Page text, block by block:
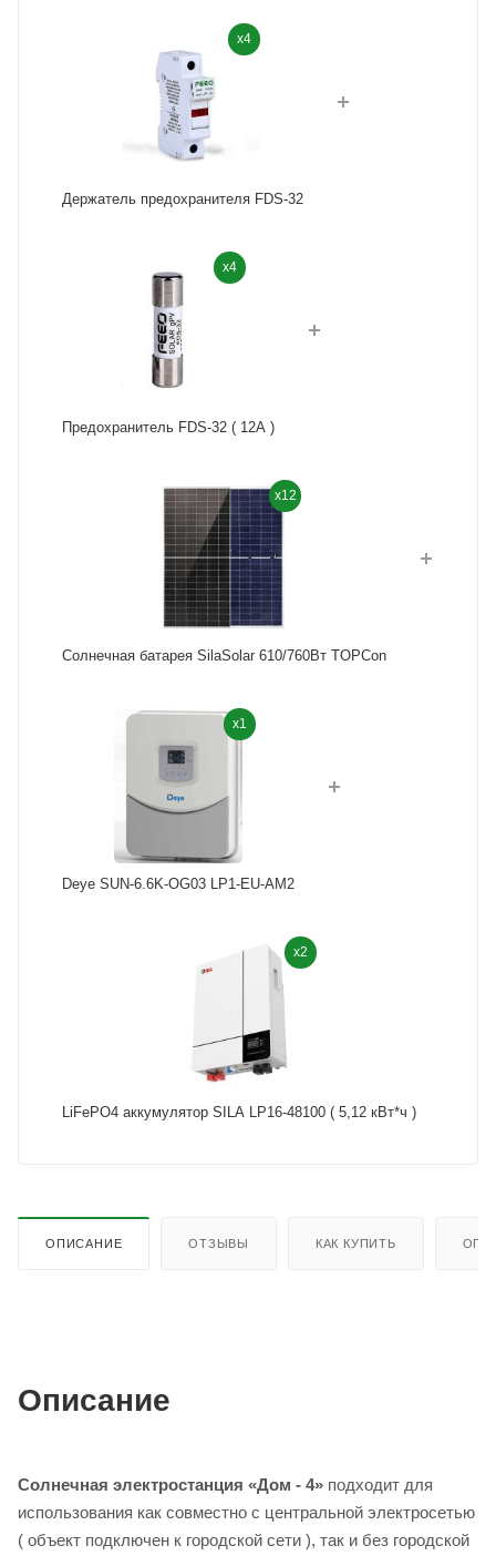
x4
Держатель предохранителя FDS-32
x4
Предохранитель FDS-32 ( 12A )
x12
Солнечная батарея SilaSolar 610/760Вт TOPCon
x1
Deye SUN-6.6K-OG03 LP1-EU-AM2
x2
LiFePO4 аккумулятор SILA LP16-48100 ( 5,12 кВт*ч )
ОПИСАНИЕ ОТЗЫВЫ КАК КУПИТЬ
Описание
Солнечная электростанция «Дом - 4» подходит для
использования как совместно с центральной электросетью
( объект подключен к городской сети ), так и без городской